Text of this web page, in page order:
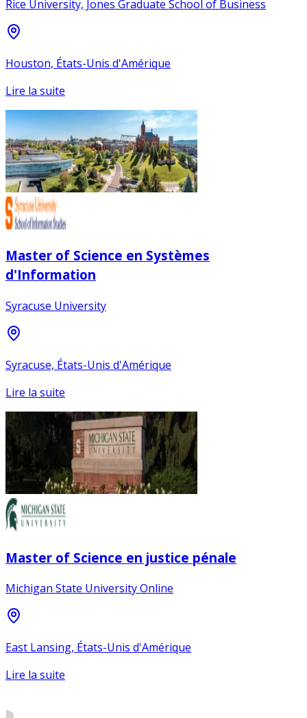
Rice University, Jones Graduate School of Business
Houston, États-Unis d'Amérique
Lire la suite
Master of Science en Systèmes
d'Information
Syracuse University
Syracuse, États-Unis d'Amérique
Lire la suite
Master of Science en justice pénale
Michigan State University Online
East Lansing, États-Unis d'Amérique
Lire la suite